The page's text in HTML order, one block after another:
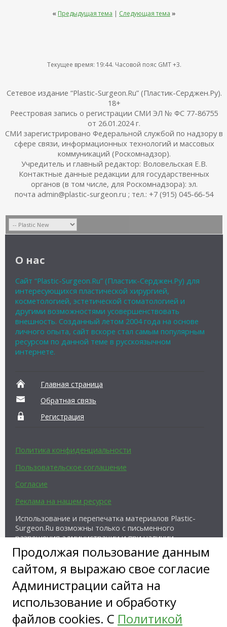
Продолжая пользование данным
сайтом, я выражаю свое согласие
Администрации сайта на
использование и обработку
файлов cookies. С Политикой
« Предыдущая тема | Следующая тема »
Текущее время: 19:44. Часовой пояс GMT +3.
Сетевое издание “Plastic-Surgeon.Ru” (Пластик-Серджен.Ру).
18+
Реестровая запись о регистрации СМИ ЭЛ № ФС 77-86755
от 26.01.2024 г.
СМИ зарегистрировано Федеральной службой по надзору в
сфере связи, информационных технологий и массовых
коммуникаций (Роскомнадзор).
Учредитель и главный редактор: Воловельская Е.В.
Контактные данные редакции для государственных
органов (в том числе, для Роскомнадзора): эл.
почта admin@plastic-surgeon.ru ; тел.: +7 (915) 045-66-54
О нас
Сайт “Plastic-Surgeon.Ru” (Пластик-Серджен.Ру) для
интересующихся пластической хирургией,
косметологией, эстетической стоматологией и
другими возможностями усовершенствовать
внешность. Созданный летом 2004 года на основе
личного опыта, сайт вскоре стал самым популярным
ресурсом по данной теме в русскоязычном
интернете.
Главная страница
Обратная связь
Регистрация
Политика конфиденциальности
Пользовательское соглашение
Согласие
Реклама на нашем ресурсе
Использование и перепечатка материалов Plastic-
Surgeon.Ru возможны только с письменного
разрешения администрации и при наличии
активной ссылки на источник.